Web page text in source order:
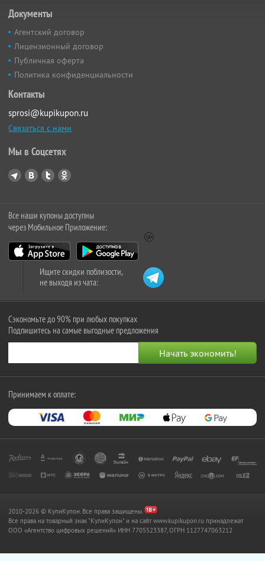
Документы
Агентский договор
Лицензионный договор
Публичная оферта
Политика конфиденциальности
Контакты
sprosi@kupikupon.ru
Связаться с нами
Мы в Соцсетях
Все наши купоны доступны
через Мобильное Приложение:
Ищите скидки поблизости,
не выходя из чата:
Сэкономьте до 90% при любых покупках
Подпишитесь на самые выгодные предложения
Принимаем к оплате:
2010-2026 © КупиКупон. Все права защищены.
Все права на товарный знак "КупиКупон" и на сайт www.kupikupon.ru принадлежат
OOO «Агентство цифровых решений» ИНН 7705523387, ОГРН 1127747063212